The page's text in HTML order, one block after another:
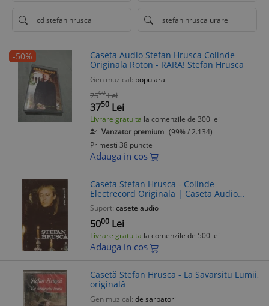
cd stefan hrusca stefan hrusca urare
-50%
Caseta Audio Stefan Hrusca Colinde
Originala Roton - RARA! Stefan Hrusca
Gen muzical: populara
7500 Lei
3750 Lei
Livrare gratuita la comenzile de 300 lei
Vanzator premium (99% / 2.134)
Primesti 38 puncte
Adauga in cos
Caseta Stefan Hrusca - Colinde
Electrecord Originala | Caseta Audio
Stefan Hrusca | Colinde de colectie
Suport: casete audio
5000 Lei
Livrare gratuita la comenzile de 500 lei
Adauga in cos
Casetă Stefan Hrusca - La Savarsitu Lumii,
originală
Gen muzical: de sarbatori